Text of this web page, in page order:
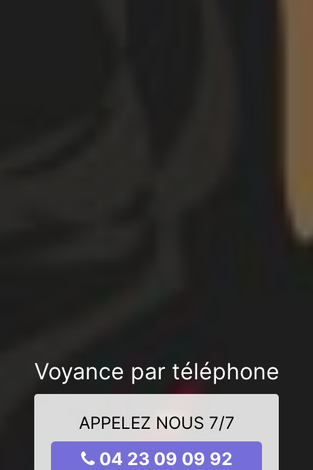
Voyance par téléphone
APPELEZ NOUS 7/7
04 23 09 09 92